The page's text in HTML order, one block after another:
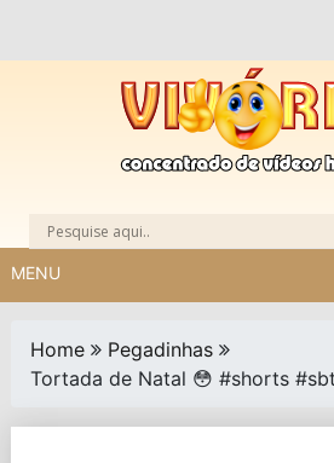
MENU
Home
Pegadinhas
Tortada de Natal 😳 #shorts #sbt